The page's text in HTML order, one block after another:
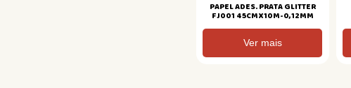
PAPEL ADES. PRATA GLITTER
FJ001 45CMX10M-0,12MM
Ver mais